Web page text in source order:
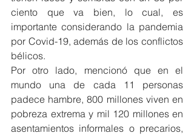
ciento que va bien, lo cual, es
importante considerando la pandemia
por Covid-19, además de los conflictos
bélicos.
Por otro lado, mencionó que en el
mundo una de cada 11 personas
padece hambre, 800 millones viven en
pobreza extrema y mil 120 millones en
asentamientos informales o precarios,